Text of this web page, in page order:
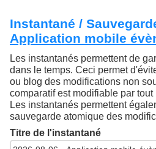
Instantané /
Application mobile
Les instantanés permettent de
dans le temps. Ceci permet
ou blog des modifications non
comparatif est modifiable par tout
Les instantanés permettent
sauvegarde atomique des
Titre de l'instantané